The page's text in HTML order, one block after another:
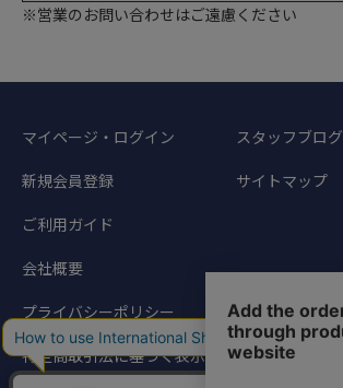
※営業のお問い合わせはご遠慮ください
マイページ・ログイン
新規会員登録
ご利用ガイド
会社概要
プライバシーポリシー
特定商取引法に基づく表示
スタッフブログ
サイトマップ